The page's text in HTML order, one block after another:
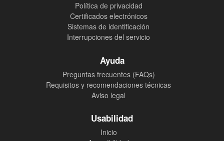
Política de privacidad
Certificados electrónicos
Sistemas de identificación
Interrupciones del servicio
Ayuda
Preguntas frecuentes (FAQs)
Requisitos y recomendaciones técnicas
Aviso legal
Usabilidad
Inicio